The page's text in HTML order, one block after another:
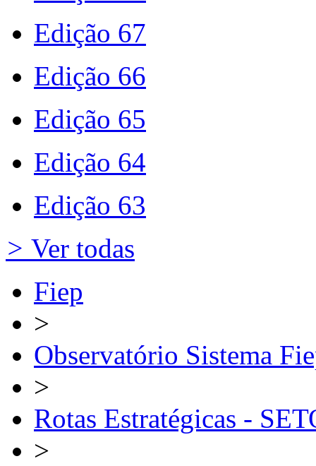
Edição 67
Edição 66
Edição 65
Edição 64
Edição 63
> Ver todas
Fiep
>
Observatório Sistema
>
Rotas Estratégicas -
>